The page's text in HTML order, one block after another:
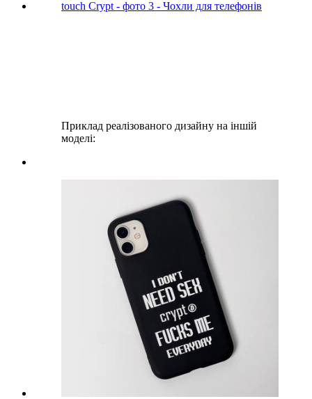
Приклад реалізованого дизайну на іншій
моделі: